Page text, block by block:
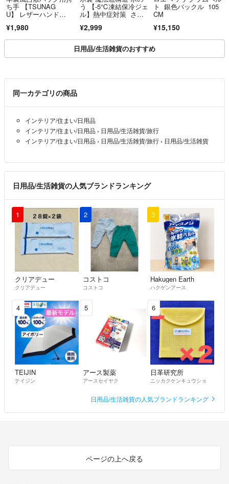
ち手 【TSUNAG
U】 レザーハンド
¥1,980
う 【-5℃凍結保冷ジェ
ル】熱中症対策 さ対
ニアイスパック 水筒
¥2,999
ト 銀色バックル 105
CM
¥15,150
日用品/生活雑貨のおすすめ
同一カテゴリの商品
インテリア/住まい/日用品
インテリア/住まい/日用品 › 日用品/生活雑貨/旅行
インテリア/住まい/日用品 › 日用品/生活雑貨/旅行 › 日用品/生活雑貨
日用品/生活雑貨の人気ブランドランキング
1
クリアデュー
クリアデュー
2
コストコ
コストコ
3
Hakugen Earth
ハクゲンアース
4
TEIJIN
テイジン
5
アース製薬
アースセイヤク
6
日革研究所
ニッカクケンキュウショ
日用品/生活雑貨の人気ブランドランキング
ページの上へ戻る